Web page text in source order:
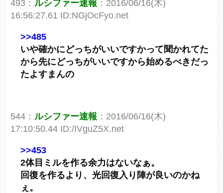
493： ルシファー速報 ：2016/06/16(木)
16:56:27.61 ID:NGjOcFyo.net
>>485
いや確かにどっちがいいですかって聞かれてた
から先にどっちがいいですから始めるべきだっ
たよすまんの
544： ルシファー速報 ：2016/06/16(木)
17:10:50.44 ID:/IVguZ5X.net
>>453
2体目ミルを作る余力はないなぁ。
回復を作るより、光回復入り陣が良いのかね
ぇ。